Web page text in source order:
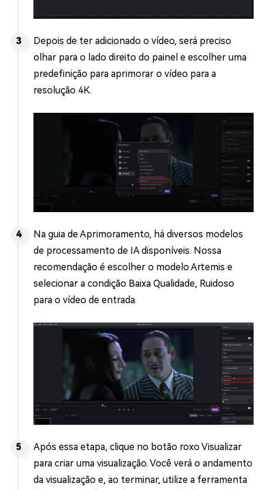
Depois de ter adicionado o vídeo, será preciso
olhar para o lado direito do painel e escolher uma
predefinição para aprimorar o vídeo para a
resolução 4K.
Na guia de Aprimoramento, há diversos modelos
de processamento de IA disponíveis. Nossa
recomendação é escolher o modelo Artemis e
selecionar a condição Baixa Qualidade, Ruidoso
para o vídeo de entrada.
Após essa etapa, clique no botão roxo Visualizar
para criar uma visualização. Você verá o andamento
da visualização e, ao terminar, utilize a ferramenta